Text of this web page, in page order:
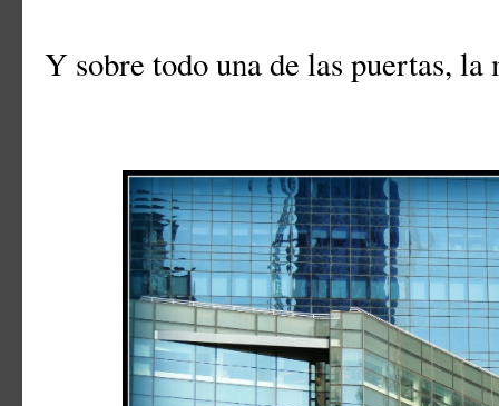
Y sobre todo una de las puertas,